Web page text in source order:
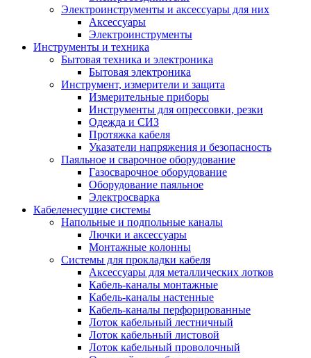
Электроинструменты и аксессуары для них
Аксессуары
Электроинструменты
Инструменты и техника
Бытовая техника и электроника
Бытовая электроника
Инструмент, измерители и защита
Измерительные приборы
Инструменты для опрессовки, резки
Одежда и СИЗ
Протяжка кабеля
Указатели напряжения и безопасность
Паяльное и сварочное оборудование
Газосварочное оборудование
Оборудование паяльное
Электросварка
Кабеленесущие системы
Напольные и подпольные каналы
Лючки и аксессуары
Монтажные колонны
Системы для прокладки кабеля
Аксессуары для металлических лотков
Кабель-каналы монтажные
Кабель-каналы настенные
Кабель-каналы перфорированные
Лоток кабельный лестничный
Лоток кабельный листовой
Лоток кабельный проволочный